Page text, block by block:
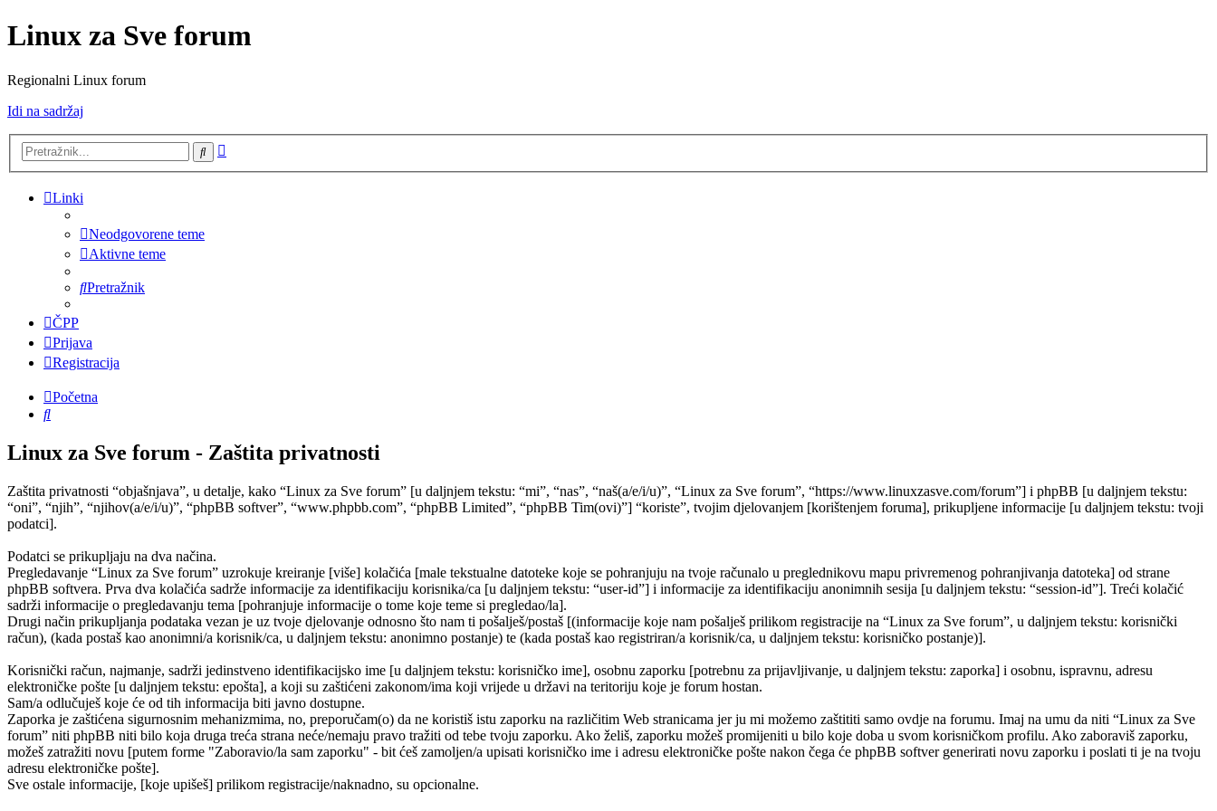
Linux za Sve forum
Regionalni Linux forum
Idi na sadržaj
Pretražnik
Linki
Neodgovorene teme
Aktivne teme
Pretražnik
ČPP
Prijava
Registracija
Početna
Pretražnik
Linux za Sve forum - Zaštita privatnosti
Zaštita privatnosti “objašnjava”, u detalje, kako “Linux za Sve forum” [u daljnjem tekstu: “mi”, “nas”, “naš(a/e/i/u)”, “Linux za Sve forum”, “https://www.linuxzasve.com/forum”] i phpBB [u daljnjem tekstu:
“oni”, “njih”, “njihov(a/e/i/u)”, “phpBB softver”, “www.phpbb.com”, “phpBB Limited”, “phpBB Tim(ovi)”] “koriste”, tvojim djelovanjem [korištenjem foruma], prikupljene informacije [u daljnjem tekstu: tvoji
podatci].
Podatci se prikupljaju na dva načina.
Pregledavanje “Linux za Sve forum” uzrokuje kreiranje [više] kolačića [male tekstualne datoteke koje se pohranjuju na tvoje računalo u preglednikovu mapu privremenog pohranjivanja datoteka] od strane
phpBB softvera. Prva dva kolačića sadrže informacije za identifikaciju korisnika/ca [u daljnjem tekstu: “user-id”] i informacije za identifikaciju anonimnih sesija [u daljnjem tekstu: “session-id”]. Treći kolačić
sadrži informacije o pregledavanju tema [pohranjuje informacije o tome koje teme si pregledao/la].
Drugi način prikupljanja podataka vezan je uz tvoje djelovanje odnosno što nam ti pošalješ/postaš [(informacije koje nam pošalješ prilikom registracije na “Linux za Sve forum”, u daljnjem tekstu: korisnički
račun), (kada postaš kao anonimni/a korisnik/ca, u daljnjem tekstu: anonimno postanje) te (kada postaš kao registriran/a korisnik/ca, u daljnjem tekstu: korisničko postanje)].
Korisnički račun, najmanje, sadrži jedinstveno identifikacijsko ime [u daljnjem tekstu: korisničko ime], osobnu zaporku [potrebnu za prijavljivanje, u daljnjem tekstu: zaporka] i osobnu, ispravnu, adresu
elektroničke pošte [u daljnjem tekstu: epošta], a koji su zaštićeni zakonom/ima koji vrijede u državi na teritoriju koje je forum hostan.
Sam/a odlučuješ koje će od tih informacija biti javno dostupne.
Zaporka je zaštićena sigurnosnim mehanizmima, no, preporučam(o) da ne koristiš istu zaporku na različitim Web stranicama jer ju mi možemo zaštititi samo ovdje na forumu. Imaj na umu da niti “Linux za Sve
forum” niti phpBB niti bilo koja druga treća strana neće/nemaju pravo tražiti od tebe tvoju zaporku. Ako želiš, zaporku možeš promijeniti u bilo koje doba u svom korisničkom profilu. Ako zaboraviš zaporku,
možeš zatražiti novu [putem forme "Zaboravio/la sam zaporku" - bit ćeš zamoljen/a upisati korisničko ime i adresu elektroničke pošte nakon čega će phpBB softver generirati novu zaporku i poslati ti je na tvoju
adresu elektroničke pošte].
Sve ostale informacije, [koje upišeš] prilikom registracije/naknadno, su opcionalne.